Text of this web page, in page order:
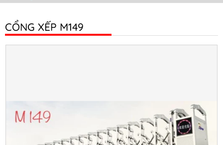
CỔNG XẾP M149